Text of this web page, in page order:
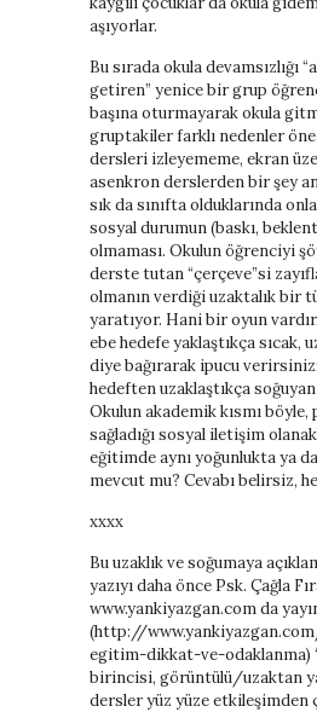
aşıyorlar.
Bu sırada okula devamsızlığı
getiren” yenice bir grup
başına oturmayarak okula
gruptakiler farklı nedenler
dersleri izleyememe, ekran
asenkron derslerden bir şey
sık da sınıfta olduklarında
sosyal durumun (baskı,
olmaması. Okulun öğrenciyi
derste tutan “çerçeve”si
olmanın verdiği uzaktalık bir
yaratıyor. Hani bir oyun
ebe hedefe yaklaştıkça sıcak,
diye bağırarak ipucu
hedeften uzaklaştıkça
Okulun akademik kısmı böyle,
sağladığı sosyal iletişim
eğitimde aynı yoğunlukta ya da
mevcut mu? Cevabı belirsiz,
xxxx
Bu uzaklık ve soğumaya
yazıyı daha önce Psk. Çağla
www.yankiyazgan.comda
(http://
egitim-dikkat-ve-odaklanma)
birincisi, görüntülü/uzaktan
dersler yüz yüze etkileşimden